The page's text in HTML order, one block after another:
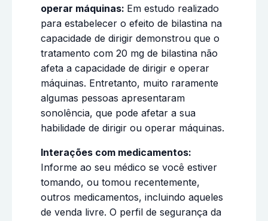
operar máquinas: Em estudo realizado
para estabelecer o efeito de bilastina na
capacidade de dirigir demonstrou que o
tratamento com 20 mg de bilastina não
afeta a capacidade de dirigir e operar
máquinas. Entretanto, muito raramente
algumas pessoas apresentaram
sonolência, que pode afetar a sua
habilidade de dirigir ou operar máquinas.
Interações com medicamentos:
Informe ao seu médico se você estiver
tomando, ou tomou recentemente,
outros medicamentos, incluindo aqueles
de venda livre. O perfil de segurança da